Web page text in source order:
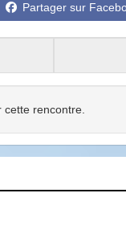
Partager sur
rencontre.